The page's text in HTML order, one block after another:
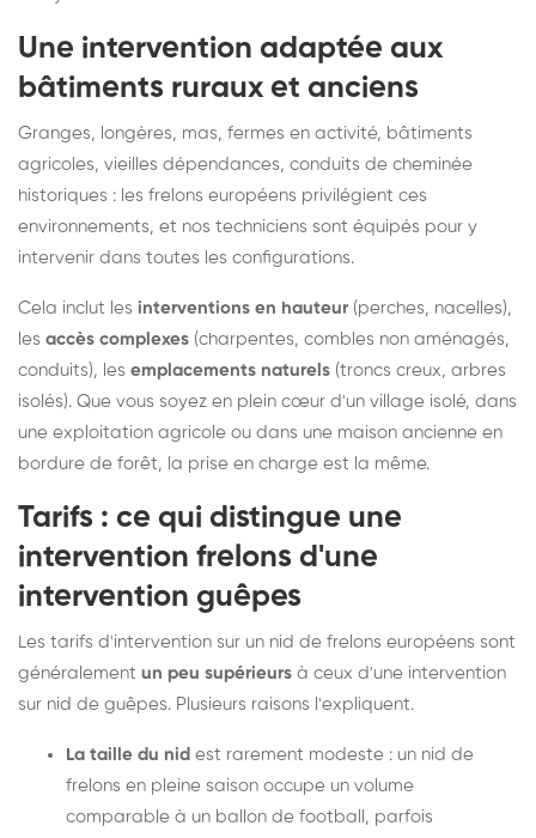
Une intervention adaptée aux
bâtiments ruraux et anciens
Granges, longères, mas, fermes en activité, bâtiments
agricoles, vieilles dépendances, conduits de cheminée
historiques : les frelons européens privilégient ces
environnements, et nos techniciens sont équipés pour y
intervenir dans toutes les configurations.
Cela inclut les interventions en hauteur (perches, nacelles),
les accès complexes (charpentes, combles non aménagés,
conduits), les emplacements naturels (troncs creux, arbres
isolés). Que vous soyez en plein cœur d'un village isolé, dans
une exploitation agricole ou dans une maison ancienne en
bordure de forêt, la prise en charge est la même.
Tarifs : ce qui distingue une
intervention frelons d'une
intervention guêpes
Les tarifs d'intervention sur un nid de frelons européens sont
généralement un peu supérieurs à ceux d'une intervention
sur nid de guêpes. Plusieurs raisons l'expliquent.
La taille du nid est rarement modeste : un nid de
frelons en pleine saison occupe un volume
comparable à un ballon de football, parfois